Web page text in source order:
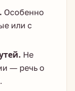
Особенно
или с
Не
— речь о